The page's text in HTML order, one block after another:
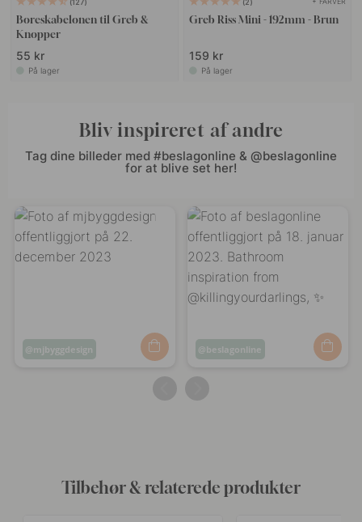
127
Boreskabelonen til Greb &
Knopper
55 kr
På lager
2
Greb Riss Mini - 192mm - Brun
159 kr
På lager
Bliv inspireret af andre
Tag dine billeder med #beslagonline & @beslagonline
for at blive set her!
Opslag
mjbyggdesign
Opslag
beslagonline
Tilbehør & relaterede produkter